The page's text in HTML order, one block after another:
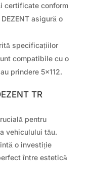
certificate conform
asigură o
specificațiilor
compatibile cu o
prindere 5×112.
TR
pentru
vehiculului tău.
o investiție
între estetică